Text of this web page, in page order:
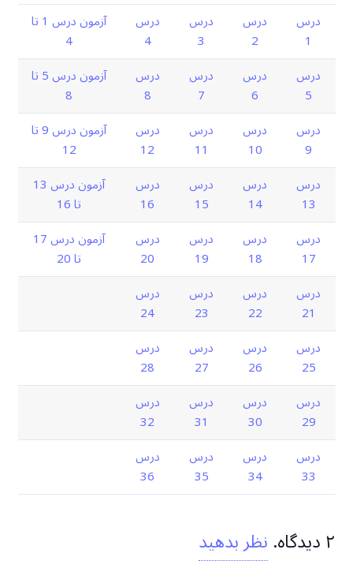
درس
1
درس
2
درس
3
درس
4
آزمون درس 1 تا
4
درس
5
درس
6
درس
7
درس
8
آزمون درس 5 تا
8
درس
9
درس
10
درس
11
درس
12
آزمون درس 9 تا
12
درس
13
درس
14
درس
15
درس
16
آزمون درس 13
تا 16
درس
17
درس
18
درس
19
درس
20
آزمون درس 17
تا 20
درس
21
درس
22
درس
23
درس
24
درس
25
درس
26
درس
27
درس
28
درس
29
درس
30
درس
31
درس
32
درس
33
درس
34
درس
35
درس
36
۲دیدگاه.نظر بدهید